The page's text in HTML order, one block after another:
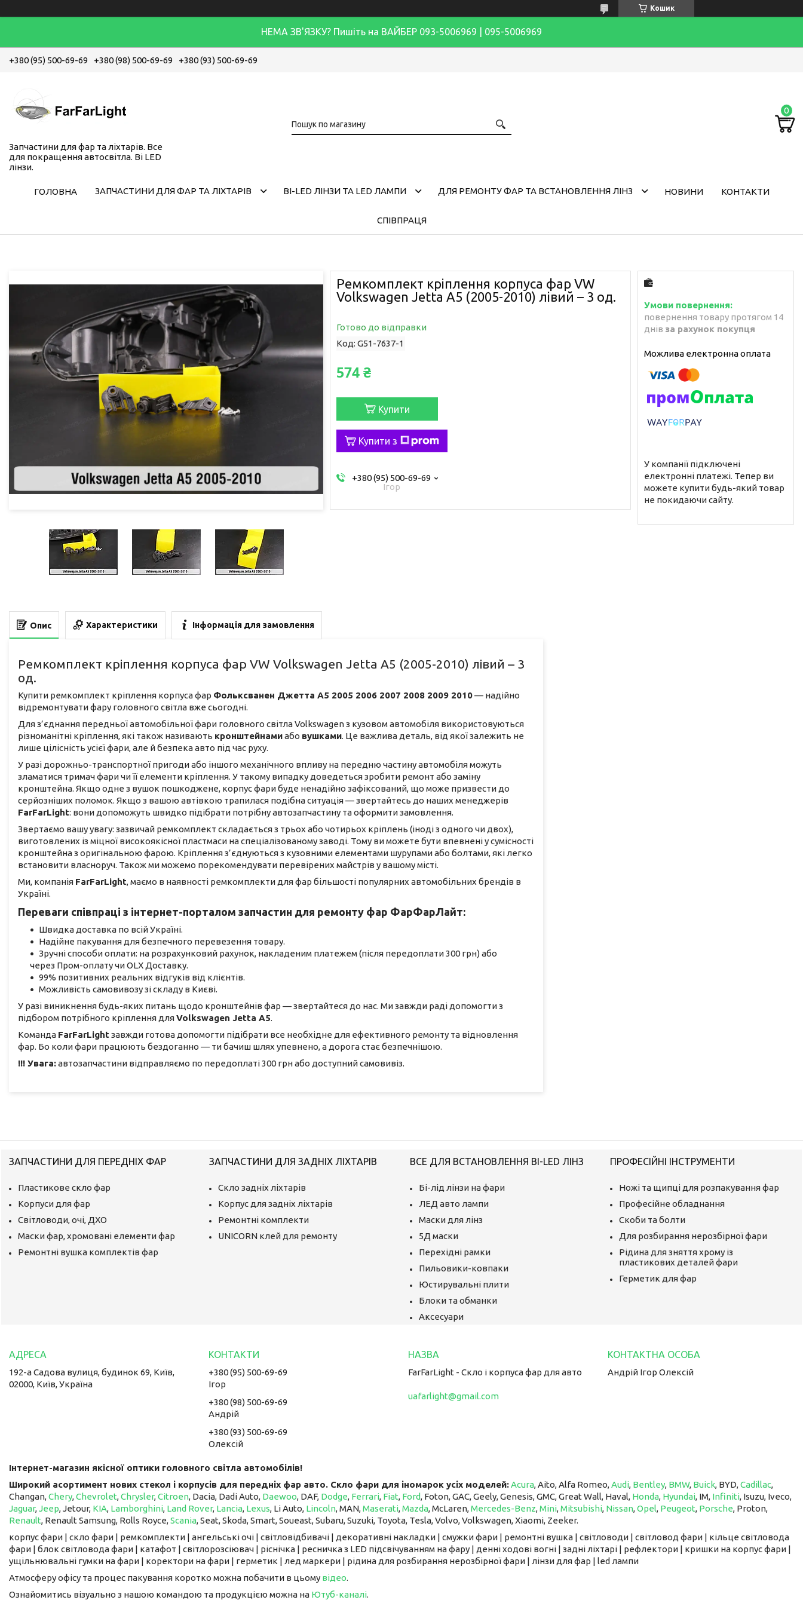
Кошик
НЕМА ЗВ'ЯЗКУ? Пишіть на ВАЙБЕР 093-5006969 | 095-5006969
+380 (95) 500-69-69 +380 (98) 500-69-69 +380 (93) 500-69-69
Запчастини для фар та ліхтарів. Все
для покращення автосвітла. Bi LED
лінзи.
ГОЛОВНА ЗАПЧАСТИНИ ДЛЯ ФАР ТА ЛІХТАРІВ BI-LED ЛІНЗИ ТА LED ЛАМПИ ДЛЯ РЕМОНТУ ФАР ТА ВСТАНОВЛЕННЯ ЛІНЗ НОВИНИ КОНТАКТИ
СПІВПРАЦЯ
Ремкомплект кріплення корпуса фар VW
Volkswagen Jetta A5 (2005-2010) лівий – 3 од.
Готово до відправки
Код: G51-7637-1
574 ₴
Купити
Купити з
+380 (95) 500-69-69
Ігор
повернення товару протягом 14
днів за рахунок покупця
У компанії підключені
електронні платежі. Тепер ви
можете купити будь-який товар
не покидаючи сайту.
Опис Характеристики Інформація для замовлення
Ремкомплект кріплення корпуса фар VW Volkswagen Jetta A5 (2005-2010) лівий – 3
од.
Купити ремкомплект кріплення корпуса фар Фольксванен Джетта А5 2005 2006 2007 2008 2009 2010— надійно
відремонтувати фару головного світла вже сьогодні.
Для з’єднання передньої автомобільної фари головного світла Volkswagen з кузовом автомобіля використовуються
різноманітні кріплення, які також називають кронштейнамиабо вушками. Це важлива деталь, від якої залежить не
лише цілісність усієї фари, але й безпека авто під час руху.
У разі дорожньо-транспортної пригоди або іншого механічного впливу на передню частину автомобіля можуть
зламатися тримач фари чи її елементи кріплення. У такому випадку доведеться зробити ремонт або заміну
кронштейна. Якщо одне з вушок пошкоджене, корпус фари буде ненадійно зафіксований, що може призвести до
серйозніших поломок. Якщо з вашою автівкою трапилася подібна ситуація — звертайтесь до наших менеджерів
FarFarLight: вони допоможуть швидко підібрати потрібну автозапчастину та оформити замовлення.
Звертаємо вашу увагу: зазвичай ремкомплект складається з трьох або чотирьох кріплень (іноді з одного чи двох),
виготовлених із міцної високоякісної пластмаси на спеціалізованому заводі. Тому ви можете бути впевнені у сумісності
кронштейна з оригінальною фарою. Кріплення з’єднуються з кузовними елементами шурупами або болтами, які легко
встановити власноруч. Також ми можемо порекомендувати перевірених майстрів у вашому місті.
Ми, компанія FarFarLight, маємо в наявності ремкомплекти для фар більшості популярних автомобільних брендів в
Україні.
Переваги співпраці з інтернет-порталом запчастин для ремонту фар ФарФарЛайт:
Швидка доставка по всій Україні.
Надійне пакування для безпечного перевезення товару.
Зручні способи оплати: на розрахунковий рахунок, накладеним платежем (після передоплати 300 грн) або
через Пром-оплату чи OLX Доставку.
99% позитивних реальних відгуків від клієнтів.
Можливість самовивозу зі складу в Києві.
У разі виникнення будь-яких питань щодо кронштейнів фар — звертайтеся до нас. Ми завжди раді допомогти з
підбором потрібного кріплення дляVolkswagen Jetta A5.
Команда FarFarLightзавжди готова допомогти підібрати все необхідне для ефективного ремонту та відновлення
фар. Бо коли фари працюють бездоганно — ти бачиш шлях упевнено, а дорога стає безпечнішою.
!!! Увага:автозапчастини відправляємо по передоплаті 300 грн або доступний самовивіз.
ЗАПЧАСТИНИ ДЛЯ ПЕРЕДНІХ ФАР
Пластикове скло фар
Корпуси для фар
Світловоди, очі, ДХО
Маски фар, хромовані елементи фар
Ремонтні вушка комплектів фар
ЗАПЧАСТИНИ ДЛЯ ЗАДНІХ ЛІХТАРІВ
Скло задніх ліхтарів
Корпус для задніх ліхтарів
Ремонтні комплекти
UNICORN клей для ремонту
ВСЕ ДЛЯ ВСТАНОВЛЕННЯ BI-LED ЛІНЗ
Бі-лід лінзи на фари
ЛЕД авто лампи
Маски для лінз
5Д маски
Перехідні рамки
Пильовики-ковпаки
Юстирувальні плити
Блоки та обманки
Аксесуари
ПРОФЕСІЙНІ ІНСТРУМЕНТИ
Ножі та щипці для розпакування фар
Професійне обладнання
Скоби та болти
Для розбирання нерозбірної фари
Рідина для зняття хрому із
пластикових деталей фари
Герметик для фар
192-а Садова вулиця, будинок 69, Київ,
02000, Київ, Україна
+380 (95) 500-69-69
Ігор
+380 (98) 500-69-69
Андрій
+380 (93) 500-69-69
Олексій
FarFarLight - Cкло і корпуса фар для авто
uafarlight@gmail.com
Андрій Ігор Олексій
Інтернет-магазин якісної оптики головного світла автомобілів!
Широкий асортимент нових стекол і корпусів для передніх фар авто. Скло фари для іномарок усіх моделей:Acura, Aito, Alfa Romeo,Audi, Bentley, BMW, Buick, BYD,Cadillac,
Changan,Chery,Chevrolet,Chrysler,Citroen, Dacia, Dadi Auto, Daewoo, DAF, Dodge, Ferrari, Fiat, Ford, Foton, GAC, Geely, Genesis, GMC, Great Wall, Haval, Honda, Hyundai, IM, ​​​​​​​ Infiniti, Isuzu, Iveco,
Jaguar,Jeep, Jetour, ​​​​​​​ KIA, Lamborghini, Land Rover, Lancia, Lexus, Li Auto, ​​​​​​​ Lincoln, MAN,Maserati,Mazda, McLaren, ​​​​​​​Mercedes-Benz,Mini,Mitsubishi, Nissan,Opel, Peugeot, Porsche, Proton, ​​​​​​​
Renault, Renault Samsung, Rolls Royce,Scania, Seat, Skoda, Smart, Soueast, Subaru, Suzuki, Toyota, Tesla, Volvo, Volkswagen, Xiaomi, Zeeker.
корпус фари | скло фари | ремкомплекти | ангельські очі | світловідбивачі | декоративні накладки | смужки фари | ремонтні вушка | світловоди | світловод фари | кільце світловода
фари | блок світловода фари | катафот | світлорозсіювач | ріснічка | ресничка з LED підсвічуванням на фару | денні ходові вогні | задні ліхтарі | рефлектори | кришки на корпус фари |
ущільнювальні гумки на фари | коректори на фари | герметик | лед маркери | рідина для розбирання нерозбірної фари | лінзи для фар | led лампи
Атмосферу офісу та процес пакування коротко можна побачити в цьому відео.
Ознайомитись візуально з нашою командою та продукцією можна на Ютуб-каналі.